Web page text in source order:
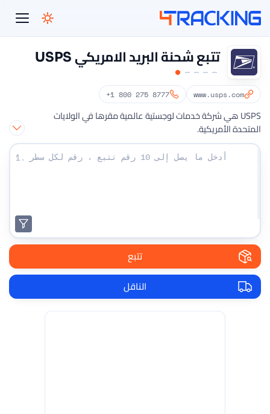
4Tracking
تتبع شحنة البريد الامريكي USPS
www.usps.com
+1 800 275 8777
USPS هي شركة خدمات لوجستية عالمية مقرها في الولايات
المتحدة الأمريكية.
أدخل أرقام التتبع الخاصة بك: 1.
تتبع
الناقل